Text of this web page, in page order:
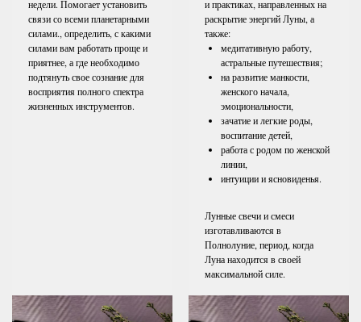
недели. Помогает установить
связи со всеми планетарными
силами., определить, с какими
силами вам работать проще и
приятнее, а где необходимо
подтянуть свое сознание для
восприятия полного спектра
жизненных инструментов.
и практиках, направленных на
раскрытие энергий Луны, а
также:
медитативную работу,
астральные путешествия;
на развитие манкости,
женского начала,
эмоциональности,
зачатие и легкие роды,
воспитание детей,
работа с родом по женской
линии,
интуиции и ясновиденья.
Лунные свечи и смеси
изготавливаются в
Полнолуние, период, когда
Луна находится в своей
максимальной силе.